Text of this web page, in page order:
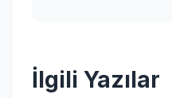
İlgili Yazılar